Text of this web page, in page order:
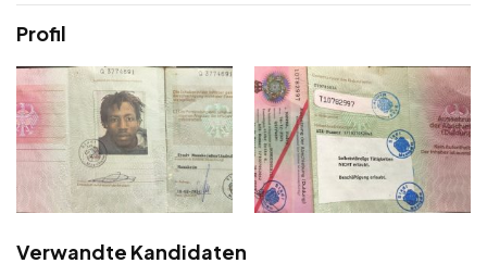
Profil
Verwandte Kandidaten